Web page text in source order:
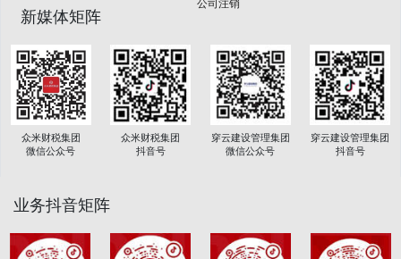
公司注销
新媒体矩阵
众米财税集团
微信公众号
众米财税集团
抖音号
穿云建设管理集团
微信公众号
穿云建设管理集团
抖音号
业务抖音矩阵